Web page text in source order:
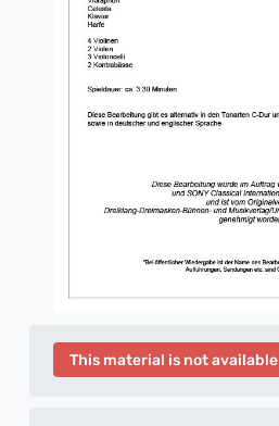
This material is not available